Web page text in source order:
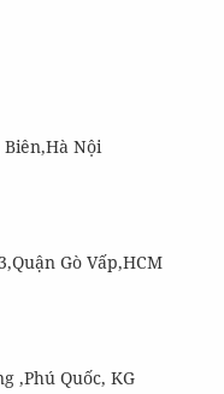
Nội
Gò Vấp,HCM
,Phú Quốc, KG